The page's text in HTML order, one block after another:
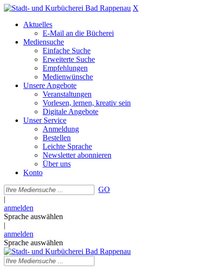
X
Aktuelles
E-Mail an die Bücherei
Mediensuche
Einfache Suche
Erweiterte Suche
Empfehlungen
Medienwünsche
Unsere Angebote
Veranstaltungen
Vorlesen, lernen, kreativ sein
Digitale Angebote
Unser Service
Anmeldung
Bestellen
Leichte Sprache
Newsletter abonnieren
Über uns
Konto
GO
|
anmelden
Sprache auswählen
|
anmelden
Sprache auswählen